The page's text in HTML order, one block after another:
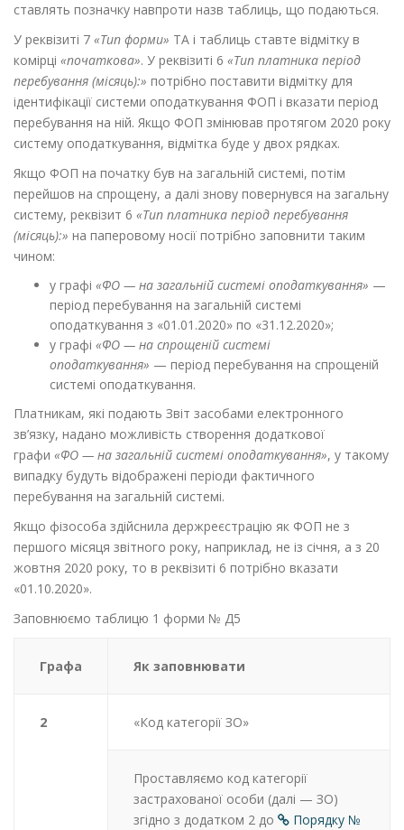
ставлять позначку навпроти назв таблиць, що подаються.
У реквізиті 7 «Тип форми» ТА і таблиць ставте відмітку в
комірці «початкова». У реквізиті 6 «Тип платника період
перебування (місяць):» потрібно поставити відмітку для
ідентифікації системи оподаткування ФОП і вказати період
перебування на ній. Якщо ФОП змінював протягом 2020 року
систему оподаткування, відмітка буде у двох рядках.
Якщо ФОП на початку був на загальній системі, потім
перейшов на спрощену, а далі знову повернувся на загальну
систему, реквізит 6 «Тип платника період перебування
(місяць):» на паперовому носії потрібно заповнити таким
чином:
у графі «ФО — на загальній системі оподаткування» —
період перебування на загальній системі
оподаткування з «01.01.2020» по «31.12.2020»;
у графі «ФО — на спрощеній системі
оподаткування» — період перебування на спрощеній
системі оподаткування.
Платникам, які подають Звіт засобами електронного
зв’язку, надано можливість створення додаткової
графи «ФО — на загальній системі оподаткування», у такому
випадку будуть відображені періоди фактичного
перебування на загальній системі.
Якщо фізособа здійснила держреєстрацію як ФОП не з
першого місяця звітного року, наприклад, не із січня, а з 20
жовтня 2020 року, то в реквізиті 6 потрібно вказати
«01.10.2020».
Заповнюємо таблицю 1 форми № Д5
Графа Як заповнювати
2 «Код категорії ЗО»
Проставляємо код категорії
застрахованої особи (далі — ЗО)
згідно з додатком 2 до
Порядку №